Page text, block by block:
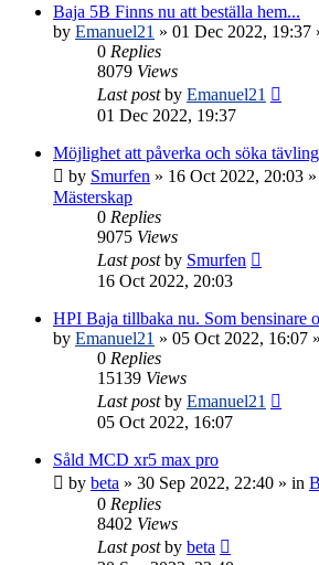
Baja 5B Finns nu att beställa hem...
by Emanuel21 » 01 Dec 2022, 19:37
0 Replies
8079 Views
Last postby Emanuel21
01 Dec 2022, 19:37
Möjlighet att påverka och söka
by Smurfen » 16 Oct 2022, 20:03
Mästerskap
0 Replies
9075 Views
Last postby Smurfen
16 Oct 2022, 20:03
HPI Baja tillbaka nu. Som bensinare
by Emanuel21 » 05 Oct 2022, 16:07
0 Replies
15139 Views
Last postby Emanuel21
05 Oct 2022, 16:07
Såld MCD xr5 max pro
by beta » 30 Sep 2022, 22:40 » in
0 Replies
8402 Views
Last postby beta